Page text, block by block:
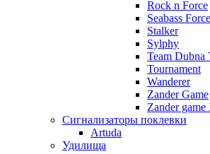
Rock n Force
Seabass
Stalker
Sylphy
Team Dubna
Tournament
Wanderer
Zander Game
Zander game
Сигнализаторы поклевки
Artuda
Удилища